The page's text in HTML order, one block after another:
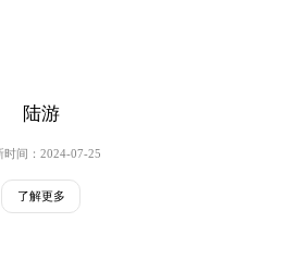
陆游
时间：2024-07-25
了解更多